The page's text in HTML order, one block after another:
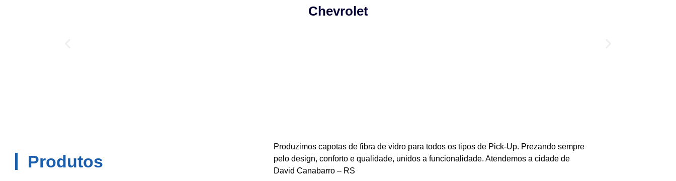
Chevrolet
Produtos
Produzimos capotas de fibra de vidro para todos os tipos de Pick-Up. Prezando sempre
pelo design, conforto e qualidade, unidos a funcionalidade. Atendemos a cidade de
David Canabarro – RS